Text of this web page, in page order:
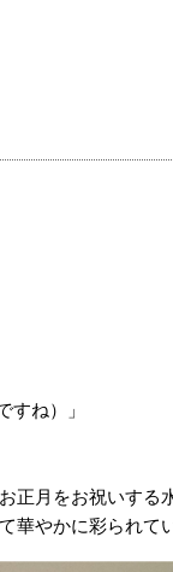
すね）」
月をお祝いする
華やかに彩られて